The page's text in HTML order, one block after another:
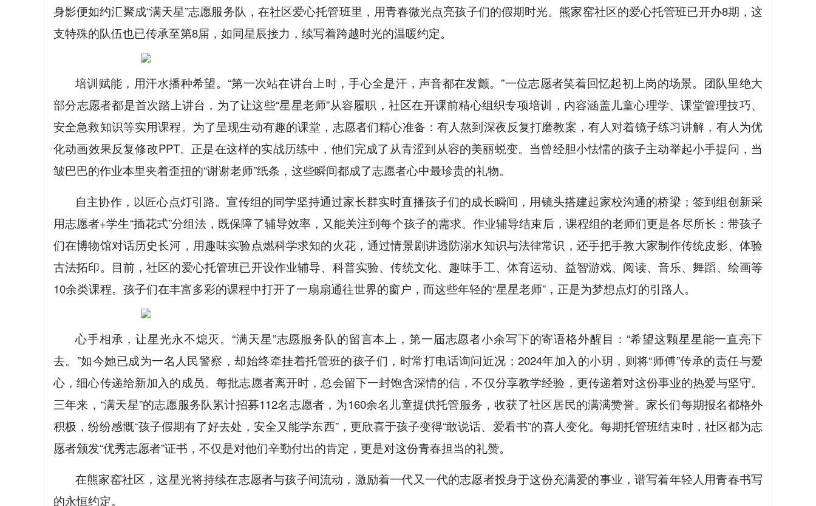
身影便如约汇聚成“满天星”志愿服务队，在社区爱心托管班里，用青春微光点亮孩子们的假期时光。熊家窑社区的爱心托管班已开办8期，这
支特殊的队伍也已传承至第8届，如同星辰接力，续写着跨越时光的温暖约定。
培训赋能，用汗水播种希望。“第一次站在讲台上时，手心全是汗，声音都在发颤。”一位志愿者笑着回忆起初上岗的场景。团队里绝大
部分志愿者都是首次踏上讲台，为了让这些“星星老师”从容履职，社区在开课前精心组织专项培训，内容涵盖儿童心理学、课堂管理技巧、
安全急救知识等实用课程。为了呈现生动有趣的课堂，志愿者们精心准备：有人熬到深夜反复打磨教案，有人对着镜子练习讲解，有人为优
化动画效果反复修改PPT。正是在这样的实战历练中，他们完成了从青涩到从容的美丽蜕变。当曾经胆小怯懦的孩子主动举起小手提问，当
皱巴巴的作业本里夹着歪扭的“谢谢老师”纸条，这些瞬间都成了志愿者心中最珍贵的礼物。
自主协作，以匠心点灯引路。宣传组的同学坚持通过家长群实时直播孩子们的成长瞬间，用镜头搭建起家校沟通的桥梁；签到组创新采
用志愿者+学生“插花式”分组法，既保障了辅导效率，又能关注到每个孩子的需求。作业辅导结束后，课程组的老师们更是各尽所长：带孩子
们在博物馆对话历史长河，用趣味实验点燃科学求知的火花，通过情景剧讲透防溺水知识与法律常识，还手把手教大家制作传统皮影、体验
古法拓印。目前，社区的爱心托管班已开设作业辅导、科普实验、传统文化、趣味手工、体育运动、益智游戏、阅读、音乐、舞蹈、绘画等
10余类课程。孩子们在丰富多彩的课程中打开了一扇扇通往世界的窗户，而这些年轻的“星星老师”，正是为梦想点灯的引路人。
心手相承，让星光永不熄灭。“满天星”志愿服务队的留言本上，第一届志愿者小余写下的寄语格外醒目：“希望这颗星星能一直亮下
去。”如今她已成为一名人民警察，却始终牵挂着托管班的孩子们，时常打电话询问近况；2024年加入的小玥，则将“师傅”传承的责任与爱
心，细心传递给新加入的成员。每批志愿者离开时，总会留下一封饱含深情的信，不仅分享教学经验，更传递着对这份事业的热爱与坚守。
三年来，“满天星”的志愿服务队累计招募112名志愿者，为160余名儿童提供托管服务，收获了社区居民的满满赞誉。家长们每期报名都格外
积极，纷纷感慨“孩子假期有了好去处，安全又能学东西”，更欣喜于孩子变得“敢说话、爱看书”的喜人变化。每期托管班结束时，社区都为志
愿者颁发“优秀志愿者”证书，不仅是对他们辛勤付出的肯定，更是对这份青春担当的礼赞。
在熊家窑社区，这星光将持续在志愿者与孩子间流动，激励着一代又一代的志愿者投身于这份充满爱的事业，谱写着年轻人用青春书写
的永恒约定。